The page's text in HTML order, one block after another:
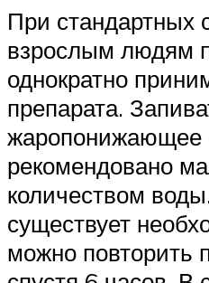
При стандартных
взрослым людям
однократно
препарата.
жаропонижающее
рекомендовано
количеством
существует
можно повторить